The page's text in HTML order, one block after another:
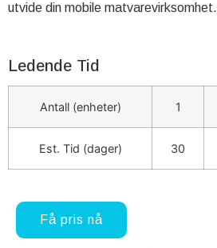
utvide din mobile matvarevirksomhet.
Ledende Tid
Antall (enheter) 1
Est. Tid (dager) 30
Få pris nå